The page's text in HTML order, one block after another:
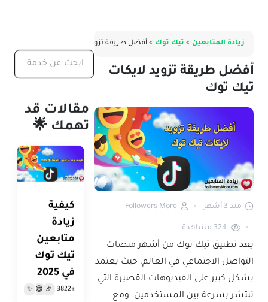
زيادة المتابعين > تيك توك > أفضل طريقة تزويد لايكات تيك توك
أفضل طريقة تزويد لايكات
تيك توك
منذ 3 أشهر
مشاهدة
يعد تطبيق تيك توك من أشهر منصات
التواصل الاجتماعي في العالم، حيث يعتمد
بشكل كبير على الفيديوهات القصيرة التي
تنتشر بسرعة بين المستخدمين. ومع
مقالات قد
تهمك 🌟
كيفية
زيادة
متابعين
تيك توك
في 2025
+3822
🎉
😄
✨